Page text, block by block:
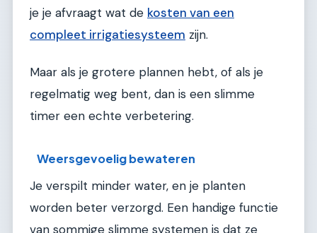
je je afvraagt wat de kosten van een
compleet irrigatiesysteem zijn.
Maar als je grotere plannen hebt, of als je
regelmatig weg bent, dan is een slimme
timer een echte verbetering.
Weersgevoelig bewateren
Je verspilt minder water, en je planten
worden beter verzorgd. Een handige functie
van sommige slimme systemen is dat ze